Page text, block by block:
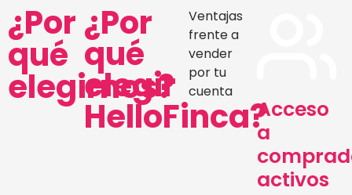
¿Por
qué
elegirnos?
¿Por
qué
elegir
HelloFinca?
Ventajas
frente a
vender
por tu
cuenta
Acceso
a
activos